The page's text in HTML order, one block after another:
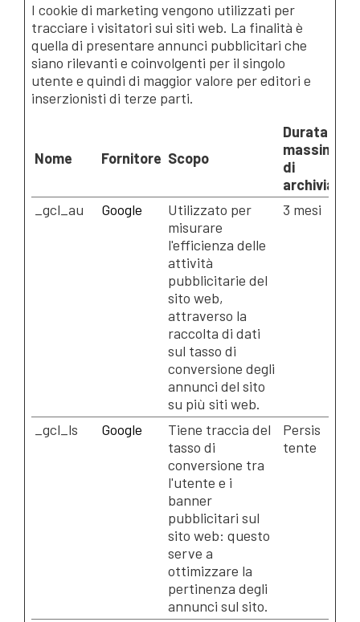
I cookie di marketing vengono utilizzati per
tracciare i visitatori sui siti web. La finalità è
quella di presentare annunci pubblicitari che
siano rilevanti e coinvolgenti per il singolo
utente e quindi di maggior valore per editori e
inserzionisti di terze parti.
Nome Fornitore Scopo
Durata
massima
di
_gcl_au
Google
Utilizzato per
misurare
l'efficienza delle
attività
pubblicitarie del
sito web,
attraverso la
raccolta di dati
sul tasso di
conversione degli
annunci del sito
su più siti web.
3 mesi
_gcl_ls Google
Tiene traccia del
tasso di
conversione tra
l'utente e i
banner
pubblicitari sul
sito web: questo
serve a
ottimizzare la
pertinenza degli
annunci sul sito.
Persis
tente